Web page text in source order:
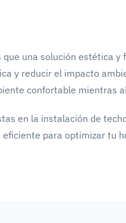
que una solución estética
y reducir el impacto
confortable mientras
en la instalación de
para optimizar tu